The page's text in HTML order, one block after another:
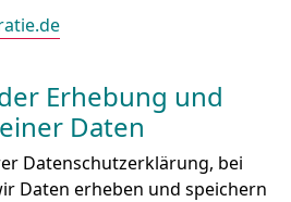
Erhebung und
Daten
Datenschutzerklärung, bei
Daten erheben und speichern